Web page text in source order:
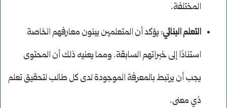
المختلفة.
التعلم البنائي: يؤكد أن المتعلمين يبنون معارفهم الخاصة
استنادًا إلى خبراتهم السابقة. ومما يعنيه ذلك أن المحتوى
يجب أن يرتبط بالمعرفة الموجودة لدى كل طالب لتحقيق تعلم
ذي معنى.